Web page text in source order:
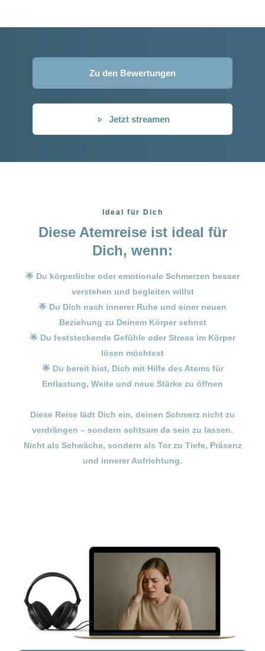
Zu den Bewertungen
Jetzt streamen
Ideal für Dich
Diese Atemreise ist ideal für
Dich, wenn:
🌟 Du körperliche oder emotionale Schmerzen besser
verstehen und begleiten willst
🌟 Du Dich nach innerer Ruhe und einer neuen
Beziehung zu Deinem Körper sehnst
🌟 Du feststeckende Gefühle oder Stress im Körper
lösen möchtest
🌟 Du bereit bist, Dich mit Hilfe des Atems für
Entlastung, Weite und neue Stärke zu öffnen
Diese Reise lädt Dich ein, deinen Schmerz nicht zu
verdrängen – sondern achtsam da sein zu lassen.
Nicht als Schwäche, sondern als Tor zu Tiefe, Präsenz
und innerer Aufrichtung.